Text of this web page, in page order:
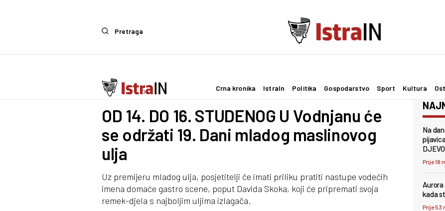
Pretraga
Crna kronika IstraIn Politika Gospodarstvo Sport Kultura
Ostalo Zanimljivosti
OD 14. DO 16. STUDENOG U Vodnjanu će
se održati 19. Dani mladog maslinovog
ulja
Uz premijeru mladog ulja, posjetitelji će imati priliku pratiti nastupe vodećih
imena domaće gastro scene, poput Davida Skoka, koji će pripremati svoja
remek-djela s najboljim uljima izlagača.
Na
Prije 18
kada
Prije 53